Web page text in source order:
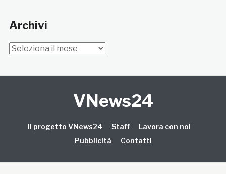
Archivi
Archivi
VNews24
Il progetto VNews24 Staff
Lavora con noi
Pubblicità
Contatti